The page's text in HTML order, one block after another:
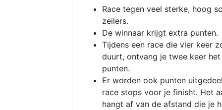
Race tegen veel sterke, hoog
zeilers.
De winnaar krijgt extra punten.
Tijdens een race die vier keer
duurt, ontvang je twee keer
punten.
Er worden ook punten
race stops voor je finisht. Het
hangt af van de afstand die je